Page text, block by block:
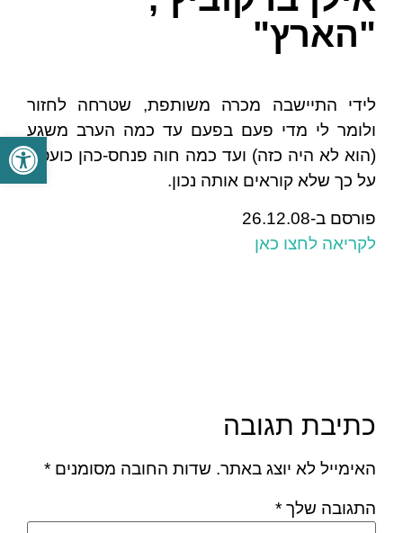
"הארץ"
לידי התיישבה מכרה משותפת, שטרחה לחזור
ולומר לי מדי פעם בפעם עד כמה הערב משגע
(הוא לא היה כזה) ועד כמה חוה פנחס-כהן כועסת
על כך שלא קוראים אותה נכון.
פורסם ב-26.12.08
לקריאה לחצו כאן
כתיבת תגובה
האימייל לא יוצג באתר. שדות החובה מסומנים *
התגובה שלך *
פתח